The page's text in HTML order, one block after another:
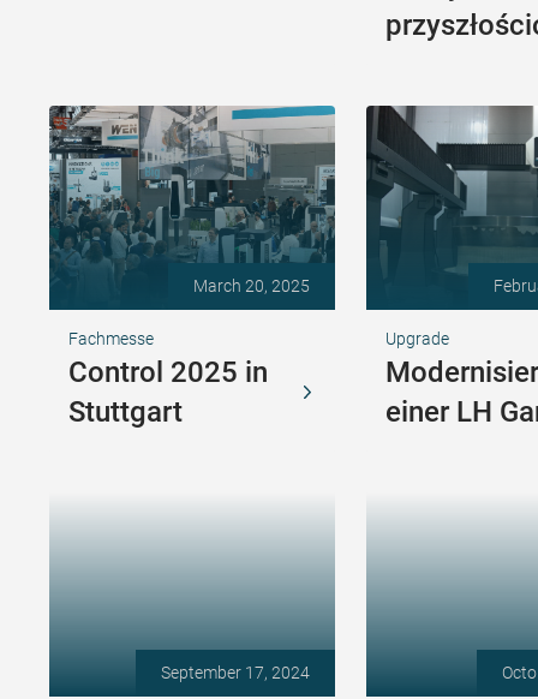
March 20, 2025
Fachmesse
Control 2025 in
Stuttgart
Upgrade
einer LH
September 17, 2024